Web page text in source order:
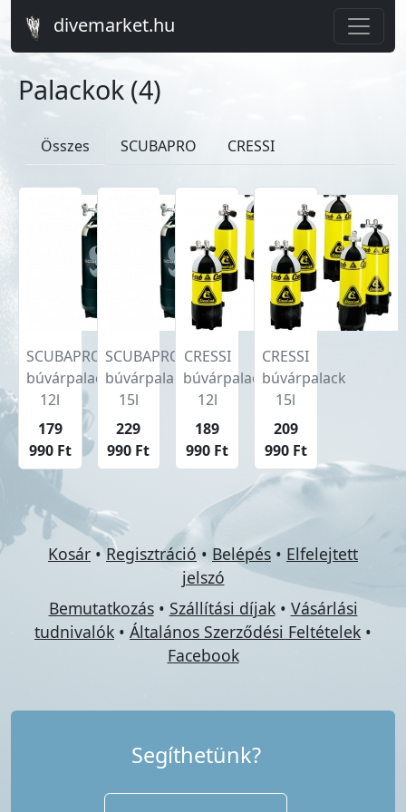
divemarket.hu
Palackok (4)
Összes SCUBAPRO CRESSI
SCUBAPRO
búvárpalack
12l
179
990 Ft
SCUBAPRO
búvárpalack
15l
229
990 Ft
CRESSI
búvárpalack
12l
189
990 Ft
CRESSI
búvárpalack
15l
209
990 Ft
Kosár •Regisztráció • Belépés • Elfelejtett
jelszó
Bemutatkozás• Szállítási díjak• Vásárlási
tudnivalók • Általános Szerződési Feltételek •
Facebook
Segíthetünk?